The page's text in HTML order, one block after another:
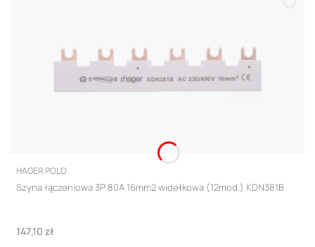
PRODUCENT
HAGER POLO
Szyna łączeniowa 3P 80A 16mm2 widełkowa (12mod.) KDN381B
Cena
147,10 zł